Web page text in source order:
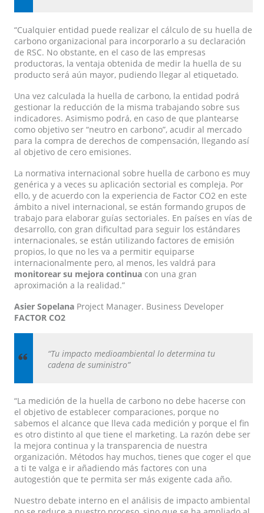
“Cualquier entidad puede realizar el cálculo de su huella de
carbono organizacional para incorporarlo a su declaración
de RSC. No obstante, en el caso de las empresas
productoras, la ventaja obtenida de medir la huella de su
producto será aún mayor, pudiendo llegar al etiquetado.
Una vez calculada la huella de carbono, la entidad podrá
gestionar la reducción de la misma trabajando sobre sus
indicadores. Asimismo podrá, en caso de que plantearse
como objetivo ser “neutro en carbono”, acudir al mercado
para la compra de derechos de compensación, llegando así
al objetivo de cero emisiones.
La normativa internacional sobre huella de carbono es muy
genérica y a veces su aplicación sectorial es compleja. Por
ello, y de acuerdo con la experiencia de Factor CO2 en este
ámbito a nivel internacional, se están formando grupos de
trabajo para elaborar guías sectoriales. En países en vías de
desarrollo, con gran dificultad para seguir los estándares
internacionales, se están utilizando factores de emisión
propios, lo que no les va a permitir equiparse
internacionalmente pero, al menos, les valdrá para
monitorear su mejora continua con una gran
aproximación a la realidad.”
Asier Sopelana Project Manager. Business Developer
FACTOR CO2
“Tu impacto medioambiental lo determina tu
cadena de suministro”
“La medición de la huella de carbono no debe hacerse con
el objetivo de establecer comparaciones, porque no
sabemos el alcance que lleva cada medición y porque el fin
es otro distinto al que tiene el marketing. La razón debe ser
la mejora continua y la transparencia de nuestra
organización. Métodos hay muchos, tienes que coger el que
a ti te valga e ir añadiendo más factores con una
autogestión que te permita ser más exigente cada año.
Nuestro debate interno en el análisis de impacto ambiental